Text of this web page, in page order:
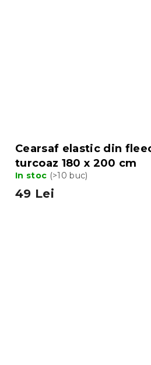
Cearsaf elastic din
turcoaz 180 x 200 cm
In stoc (>10 buc)
49 Lei